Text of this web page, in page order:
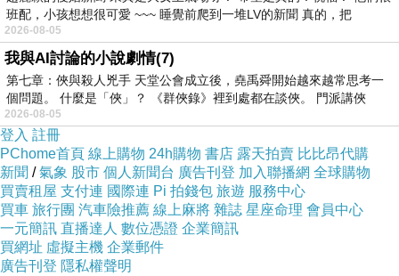
衡諸現實，美國沒甚麼民生工業，價廉的民生用
品都仰賴中國的輸出，一般美國民眾又是錢花在
前面，少有儲蓄，所以只要中國切斷了供應鏈，
美國社會就會出現大問題，所以美國會投鼠忌
器，何況中共的核子彈頭不會比俄國及北韓少。
班配，小孩想想很可愛 ~~~ 睡覺前爬到一堆LV的新聞 真的，把
2026-08-05
我與AI討論的小說劇情(7)
第七章：俠與殺人兇手 天堂公會成立後，堯禹舜開始越來越常思考一
個問題。 什麼是「俠」？ 《群俠錄》裡到處都在談俠。 門派講俠
2026-08-05
登入 註冊
PChome首頁 線上購物 24h購物 書店 露天拍賣 比比昂代購
新聞 /氣象 股市 個人新聞台 廣告刊登 加入聯播網 全球購物
買賣租屋 支付連 國際連 Pi 拍錢包 旅遊 服務中心
買車 旅行團 汽車險推薦 線上麻將 雜誌 星座命理 會員中心
一元簡訊 直播達人 數位憑證 企業簡訊
買網址 虛擬主機 企業郵件
廣告刊登 隱私權聲明